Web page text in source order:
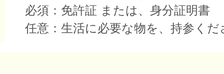
必須：免許証 または、身分証明書
任意：生活に必要な物を、持参くだ